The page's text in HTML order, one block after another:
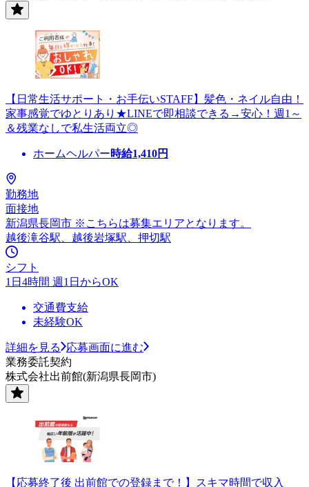
【日常生活サポート・お手伝いSTAFF】髪色・ネイル自由！
家事感覚でゆとりあり★LINEで即相談できる→安心！週1～
＆残業なしで私生活両立◎
ホームヘルパー時給1,410円
勤務地
面接地
新潟県長岡市 ※こちらは募集エリアとなります。
越後滝谷駅、越後岩塚駅、押切駅
シフト
1日4時間 週1日からOK
交通費支給
未経験OK
詳細を見る
応募画面に進む
業務委託契約
株式会社出前館(新潟県長岡市)
【応募終了後 出前館での登録まで！】スキマ時間で収入